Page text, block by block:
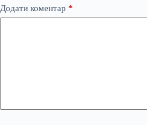
Додати коментар *